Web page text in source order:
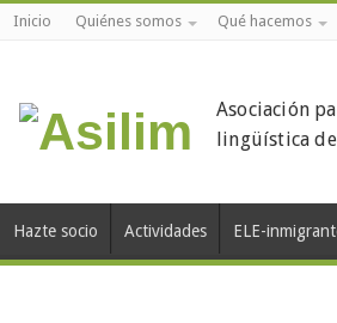
Inicio Quiénes somos Qué hacemos
Asociación
lingüística
Hazte socio Actividades ELE-